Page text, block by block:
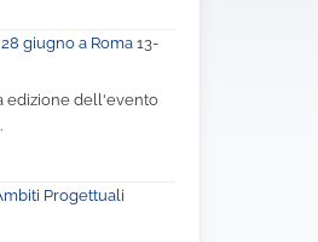
giugno a Roma 13-
edizione dell'evento
Progettuali